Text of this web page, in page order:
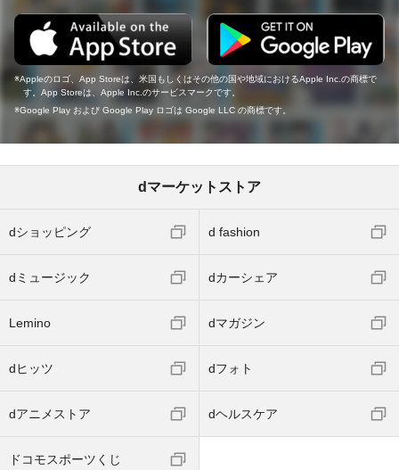
Appleのロゴ、App Storeは、米国もしくはその他の国や地域におけるApple Inc.の商標で
す。App Storeは、Apple Inc.のサービスマークです。
Google Play および Google Play ロゴは Google LLC の商標です。
dマーケットストア
dショッピング d fashion
dミュージック dカーシェア
Lemino dマガジン
dヒッツ dフォト
dアニメストア dヘルスケア
ドコモスポーツくじ